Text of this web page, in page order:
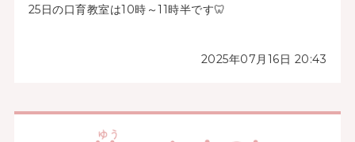
25日の口育教室は10時～11時半です🦷
2025年07月16日 20:43